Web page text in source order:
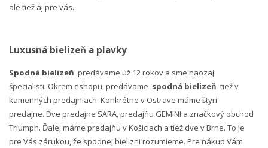
ale tiež aj pre vás.
Luxusná bielizeň a plavky
Spodná bielizeň predávame už 12 rokov a sme naozaj
špecialisti. Okrem eshopu, predávame spodná bielizeň tiež v
kamenných predajniach. Konkrétne v Ostrave máme štyri
predajne. Dve predajne SARA, predajňu GEMINI a značkový obchod
Triumph. Ďalej máme predajňu v Košiciach a tiež dve v Brne. To je
pre Vás zárukou, že spodnej bielizni rozumieme. Pre nákup Vám